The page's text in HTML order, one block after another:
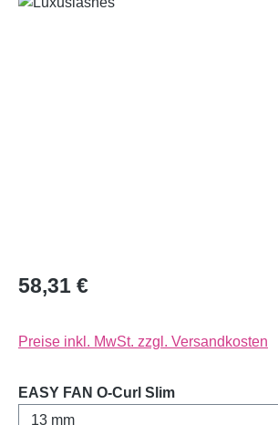
58,31 €
Preise inkl. MwSt. zzgl. Versandkosten
EASY FAN O-Curl Slimauswählen